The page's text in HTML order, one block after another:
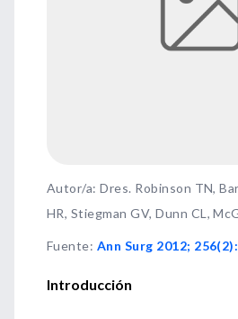
Autor/a: Dres. Robinson TN,
HR, Stiegman GV, Dunn CL,
Fuente: Ann Surg 2012;
Introducción